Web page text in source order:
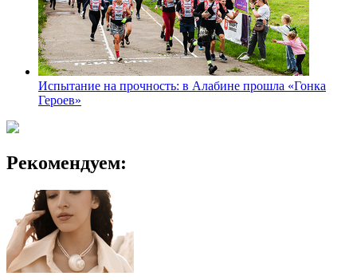
Испытание на прочность: в Алабине прошла «Гонка
Героев»
Рекомендуем: